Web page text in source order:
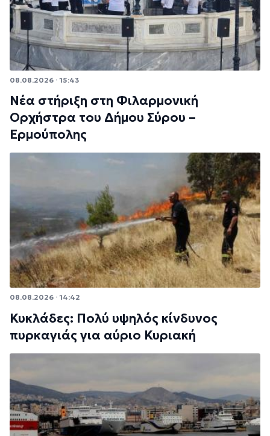
08.08.2026 · 15:43
Νέα στήριξη στη Φιλαρμονική
Ορχήστρα του Δήμου Σύρου –
Ερμούπολης
08.08.2026 · 14:42
Κυκλάδες: Πολύ υψηλός κίνδυνος
πυρκαγιάς για αύριο Κυριακή